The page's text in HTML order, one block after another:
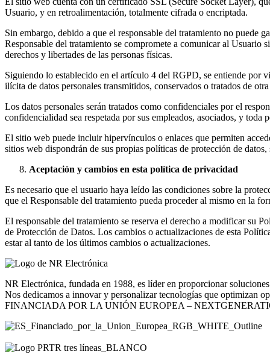
Usuario, y en retroalimentación, totalmente cifrada o encriptada.
Sin embargo, debido a que el responsable del tratamiento no puede
Responsable del tratamiento se compromete a comunicar al Usuario
derechos y libertades de las personas físicas.
Siguiendo lo establecido en el artículo 4 del RGPD, se entiende por
ilícita de datos personales transmitidos, conservados o tratados de
Los datos personales serán tratados como confidenciales por el
confidencialidad sea respetada por sus empleados, asociados, y toda
El sitio web puede incluir hipervínculos o enlaces que permiten
sitios web dispondrán de sus propias políticas de protección de
Aceptación y cambios en esta política de privacidad
Es necesario que el usuario haya leído las condiciones sobre la
que el Responsable del tratamiento pueda proceder al mismo en la
El responsable del tratamiento se reserva el derecho a modificar su
de Protección de Datos. Los cambios o actualizaciones de esta
estar al tanto de los últimos cambios o actualizaciones.
NR Electrónica, fundada en 1988, es líder en proporcionar
Nos dedicamos a innovar y personalizar tecnologías que optimizan
FINANCIADA POR LA UNIÓN EUROPEA –